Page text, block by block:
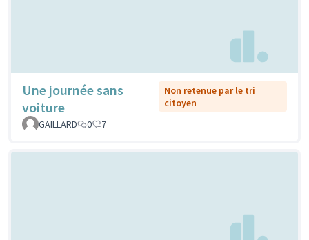
Une journée sans
voiture
Non retenue par le tri
citoyen
GAILLARD
0 7